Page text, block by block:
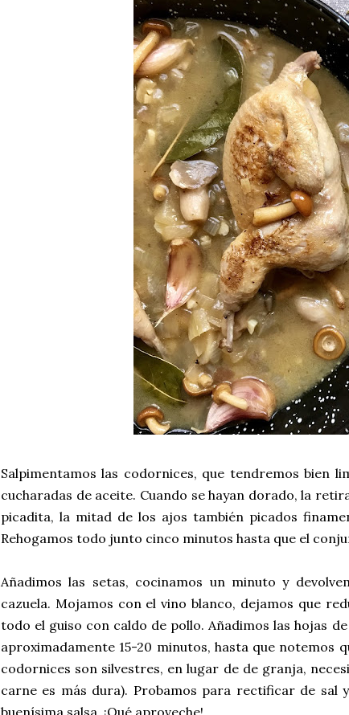
Salpimentamos las codornices, que tendremos bien
cucharadas de aceite. Cuando se hayan dorado, la
picadita, la mitad de los ajos también picados
Rehogamos todo junto cinco minutos hasta que el
Añadimos las setas, cocinamos un minuto y
cazuela. Mojamos con el vino blanco, dejamos que
todo el guiso con caldo de pollo. Añadimos las hojas
aproximadamente 15-20 minutos, hasta que notemos
codornices son silvestres, en lugar de de granja,
carne es más dura). Probamos para rectificar de sal
buenísima salsa. ¡Qué aproveche!